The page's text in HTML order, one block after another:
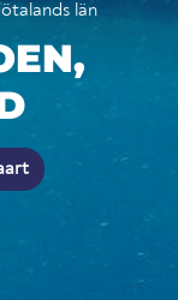
län